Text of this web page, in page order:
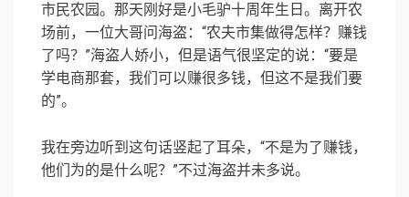
市民农园。那天刚好是小毛驴十周年生日。离开农
场前，一位大哥问海盗：“农夫市集做得怎样？赚钱
了吗？”海盗人娇小，但是语气很坚定的说：“要是
学电商那套，我们可以赚很多钱，但这不是我们要
的”。
我在旁边听到这句话竖起了耳朵，“不是为了赚钱，
他们为的是什么呢？”不过海盗并未多说。